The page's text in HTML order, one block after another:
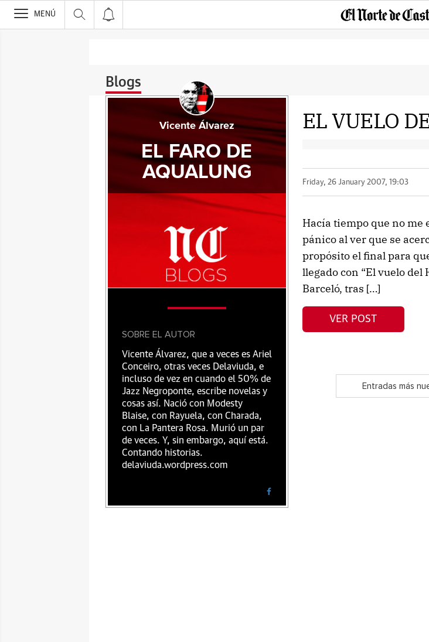
>
MENÚ
Blogs
EL VUELO
Friday, 26 January 2007, 19:03
Hacía tiempo que no me
pánico al ver que se
propósito el final para
llegado con “El vuelo del
Barceló, tras […]
VER POST
Entradas más
Vicente Álvarez
EL FARO DE
AQUALUNG
SOBRE EL AUTOR
Vicente Álvarez, que a veces es Ariel
Conceiro, otras veces Delaviuda, e
incluso de vez en cuando el 50% de
Jazz Negroponte, escribe novelas y
cosas así. Nació con Modesty
Blaise, con Rayuela, con Charada,
con La Pantera Rosa. Murió un par
de veces. Y, sin embargo, aquí está.
Contando historias.
delaviuda.wordpress.com